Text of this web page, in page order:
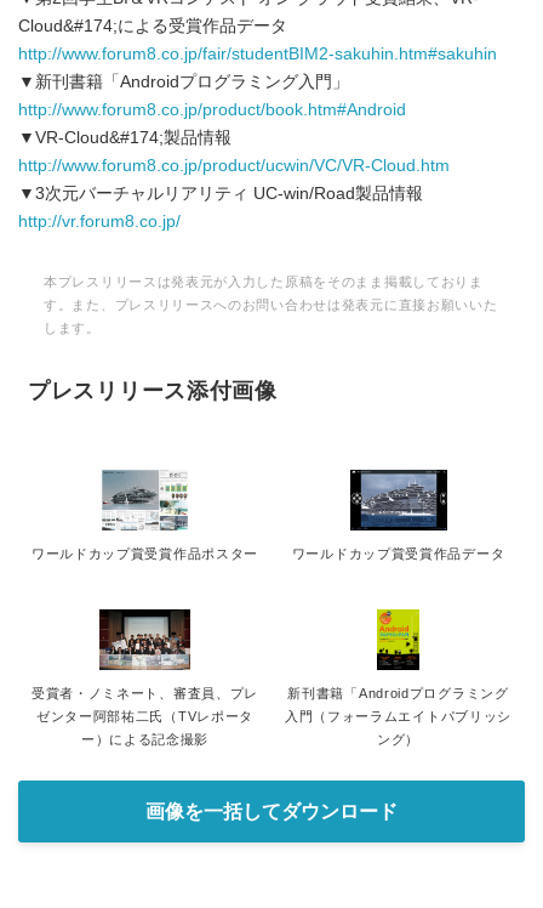
Cloud&#174;による受賞作品データ
http://www.forum8.co.jp/fair/studentBIM2-sakuhin.htm#sakuhin
▼新刊書籍「Androidプログラミング入門」
http://www.forum8.co.jp/product/book.htm#Android
▼VR-Cloud&#174;製品情報
http://www.forum8.co.jp/product/ucwin/VC/VR-Cloud.htm
▼3次元バーチャルリアリティ UC-win/Road製品情報
http://vr.forum8.co.jp/
本プレスリリースは発表元が入力した原稿をそのまま掲載しておりま
す。また、プレスリリースへのお問い合わせは発表元に直接お願いいた
します。
プレスリリース添付画像
ワールドカップ賞受賞作品ポスター ワールドカップ賞受賞作品データ
受賞者・ノミネート、審査員、プレ
ゼンター阿部祐二氏（TVレポータ
ー）による記念撮影
新刊書籍「Androidプログラミング
入門（フォーラムエイトパブリッシ
ング）
画像を一括してダウンロード